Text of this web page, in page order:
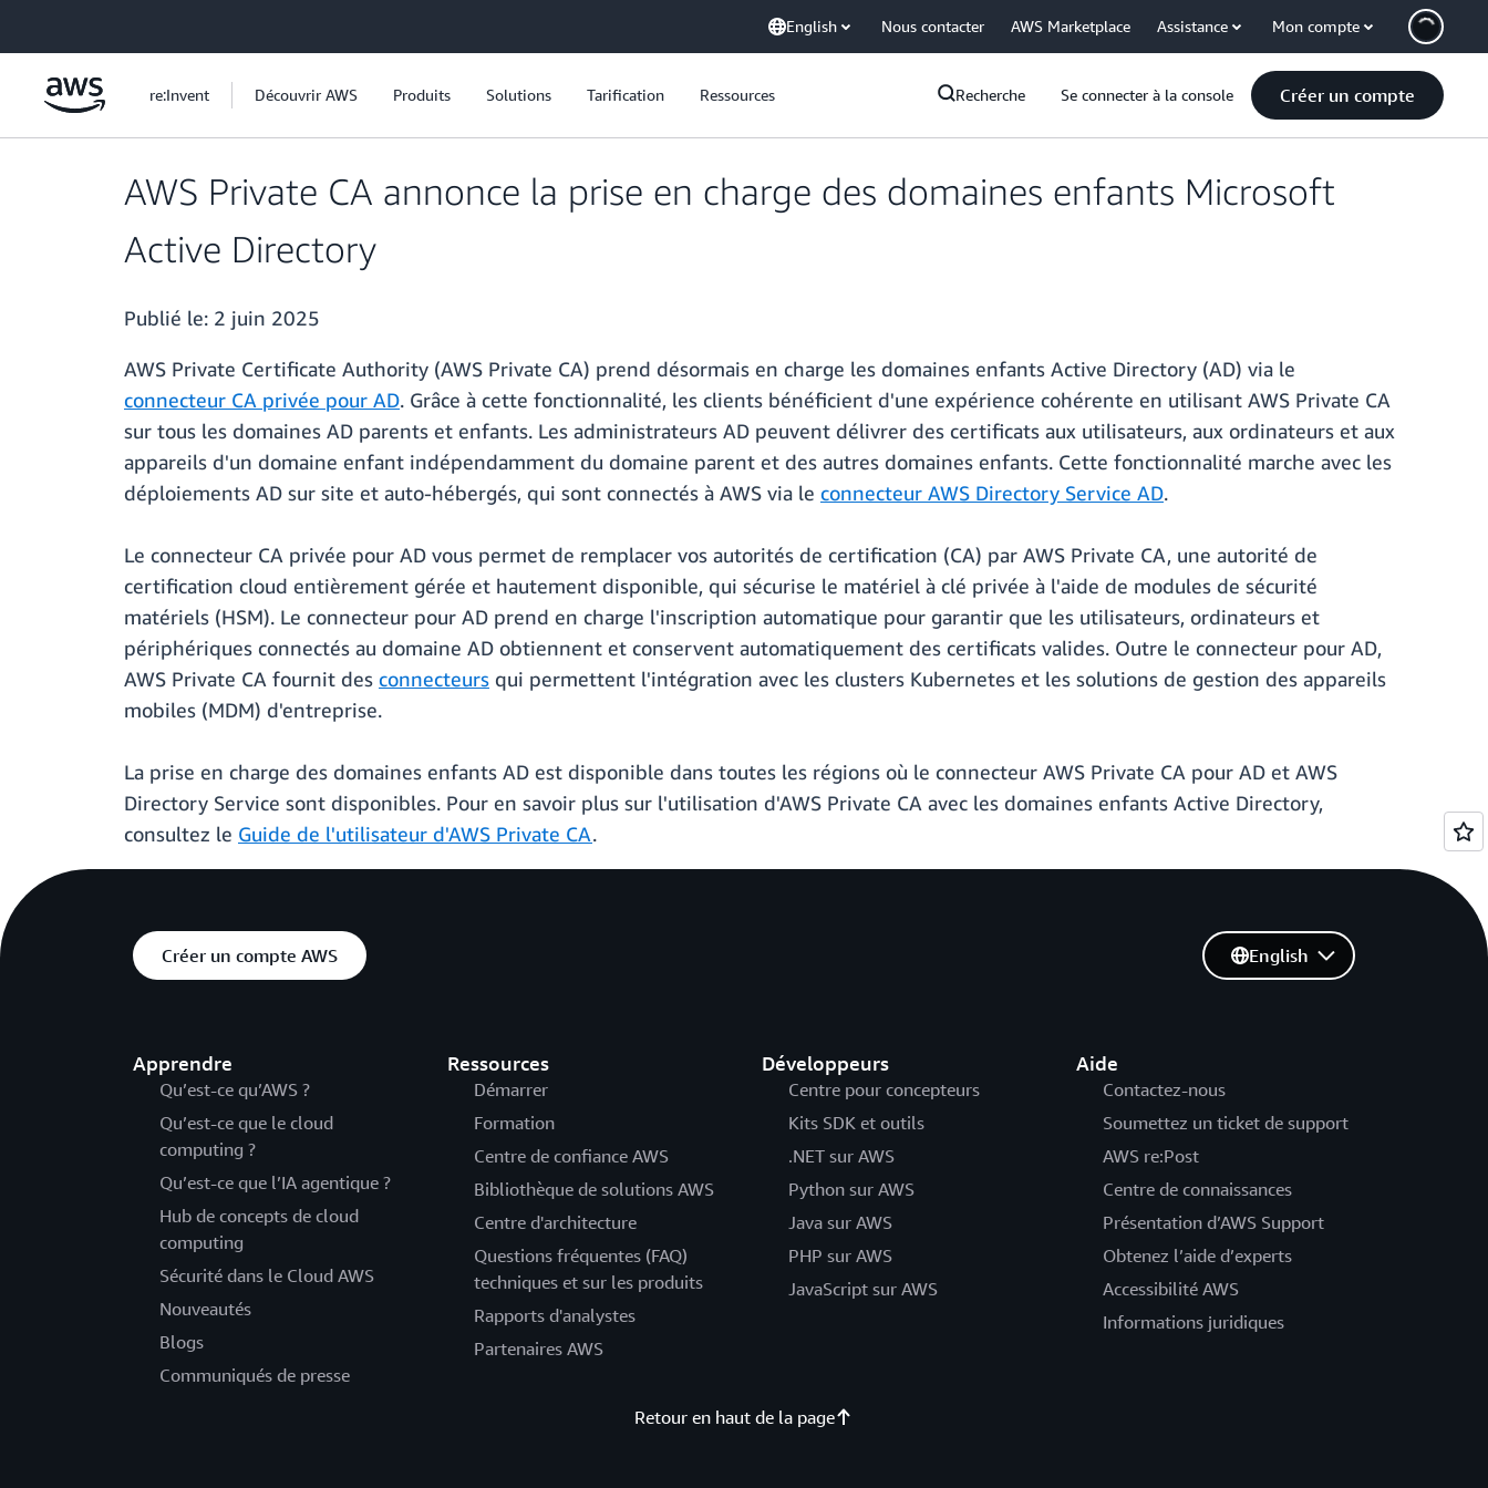
English Nous contacter AWS Marketplace Assistance Mon compte
re:Invent Découvrir AWS Produits Solutions Tarification Ressources Recherche Se connecter à la console Créer un compte
AWS Private CA annonce la prise en charge des domaines enfants Microsoft
Active Directory
Publié le: 2 juin 2025
AWS Private Certificate Authority (AWS Private CA) prend désormais en charge les domaines enfants Active Directory (AD) via le
connecteur CA privée pour AD. Grâce à cette fonctionnalité, les clients bénéficient d'une expérience cohérente en utilisant AWS Private CA
sur tous les domaines AD parents et enfants. Les administrateurs AD peuvent délivrer des certificats aux utilisateurs, aux ordinateurs et aux
appareils d'un domaine enfant indépendamment du domaine parent et des autres domaines enfants. Cette fonctionnalité marche avec les
déploiements AD sur site et auto-hébergés, qui sont connectés à AWS via le connecteur AWS Directory Service AD.
Le connecteur CA privée pour AD vous permet de remplacer vos autorités de certification (CA) par AWS Private CA, une autorité de
certification cloud entièrement gérée et hautement disponible, qui sécurise le matériel à clé privée à l'aide de modules de sécurité
matériels (HSM). Le connecteur pour AD prend en charge l'inscription automatique pour garantir que les utilisateurs, ordinateurs et
périphériques connectés au domaine AD obtiennent et conservent automatiquement des certificats valides. Outre le connecteur pour AD,
AWS Private CA fournit des connecteurs qui permettent l'intégration avec les clusters Kubernetes et les solutions de gestion des appareils
mobiles (MDM) d'entreprise.
La prise en charge des domaines enfants AD est disponible dans toutes les régions où le connecteur AWS Private CA pour AD et AWS
Directory Service sont disponibles. Pour en savoir plus sur l'utilisation d'AWS Private CA avec les domaines enfants Active Directory,
consultez le Guide de l'utilisateur d'AWS Private CA.
Créer un compte AWS
Apprendre
Qu’est-ce qu’AWS ?
Qu’est-ce que le cloud
computing ?
Qu’est-ce que l’IA agentique ?
Hub de concepts de cloud
computing
Sécurité dans le Cloud AWS
Nouveautés
Blogs
Communiqués de presse
Ressources
Démarrer
Formation
Centre de confiance AWS
Bibliothèque de solutions AWS
Centre d'architecture
Questions fréquentes (FAQ)
techniques et sur les produits
Rapports d'analystes
Partenaires AWS
Développeurs
Centre pour concepteurs
Kits SDK et outils
.NET sur AWS
Python sur AWS
Java sur AWS
PHP sur AWS
JavaScript sur AWS
Aide
Contactez-nous
Soumettez un ticket de support
AWS re:Post
Centre de connaissances
Présentation d’AWS Support
Obtenez l’aide d’experts
Accessibilité AWS
Informations juridiques
English
Retour en haut de la page